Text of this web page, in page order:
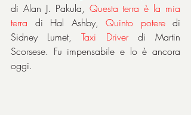
di Alan J. Pakula, Questa terra è la mia
terra di Hal Ashby, Quinto potere di
Sidney Lumet, Taxi Driver di Martin
Scorsese. Fu impensabile e lo è ancora
oggi.